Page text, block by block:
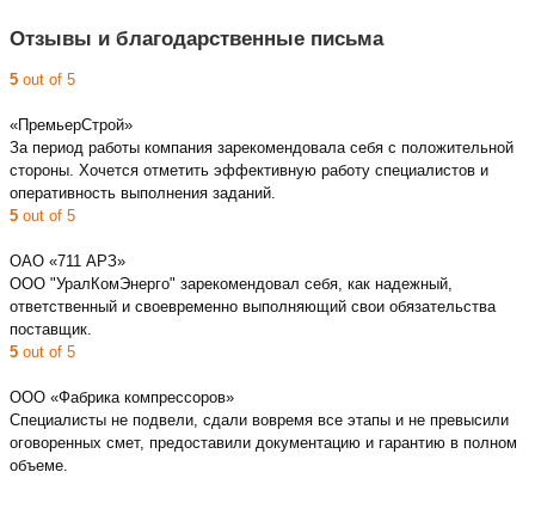
Отзывы и благодарственные письма
5 out of 5
«ПремьерСтрой»
За период работы компания зарекомендовала себя с положительной
стороны. Хочется отметить эффективную работу специалистов и
оперативность выполнения заданий.
5 out of 5
ОАО «711 АРЗ»
ООО "УралКомЭнерго" зарекомендовал себя, как надежный,
ответственный и своевременно выполняющий свои обязательства
поставщик.
5 out of 5
ООО «Фабрика компрессоров»
Специалисты не подвели, сдали вовремя все этапы и не превысили
оговоренных смет, предоставили документацию и гарантию в полном
объеме.